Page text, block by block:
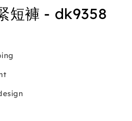
短褲 - dk9358